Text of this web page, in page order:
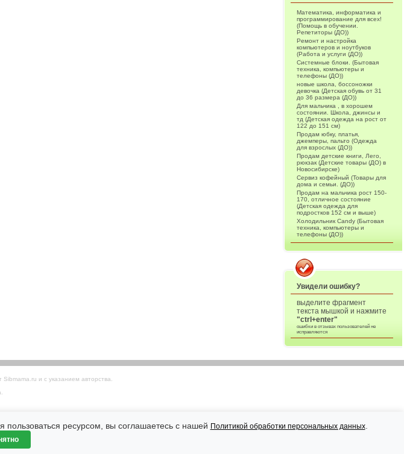
Математика, информатика и
программирование для всех!
(Помощь в обучении.
Репетиторы (ДО))
Ремонт и настройка
компьютеров и ноутбуков
(Работа и услуги (ДО))
Системные блоки. (Бытовая
техника, компьютеры и
телефоны (ДО))
новые школа, боссоножки
девочка (Детская обувь от 31
до 36 размера (ДО))
Для мальчика , в хорошем
состоянии. Школа, джинсы и
тд (Детская одежда на рост от
122 до 151 см)
Продам юбку, платья,
джемперы, пальто (Одежда
для взрослых (ДО))
Продам детские книги, Лего,
рюкзак (Детские товары (ДО) в
Новосибирске)
Сервиз кофейный (Товары для
дома и семьи. (ДО))
Продам на мальчика рост 150-
170, отличное состояние
(Детская одежда для
подростков 152 см и выше)
Холодильник Candy (Бытовая
техника, компьютеры и
телефоны (ДО))
Увидели ошибку?
выделите фрагмент
текста мышкой и нажмите
"ctrl+enter"
ошибки в отзывах пользователей не
исправляются
и с указанием авторства.
ресурсом, вы соглашаетесь с нашей Политикой обработки персональных данных.